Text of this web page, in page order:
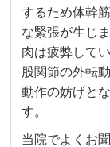
するため体幹
な緊張が生じ
肉は疲弊して
股関節の外転
動作の妨げと
す。
当院でよくお